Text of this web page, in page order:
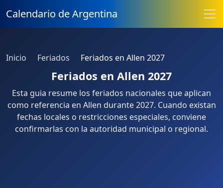
Calendario de Argentina
Inicio Feriados Feriados en Allen 2027
Feriados en Allen 2027
Esta guia resume los feriados nacionales que aplican
como referencia en Allen durante 2027. Cuando existan
fechas locales o restricciones especiales, conviene
confirmarlas con la autoridad municipal o regional.